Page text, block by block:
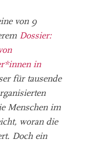
von 9
Dossier:
in
für tausende
Menschen im
woran die
Doch ein